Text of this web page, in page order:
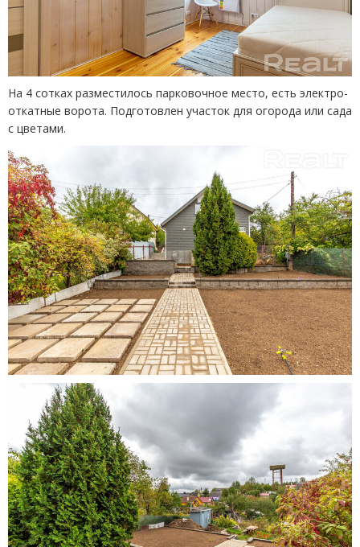
На 4 сотках разместилось парковочное место, есть электро-
откатные ворота. Подготовлен участок для огорода или сада
с цветами.